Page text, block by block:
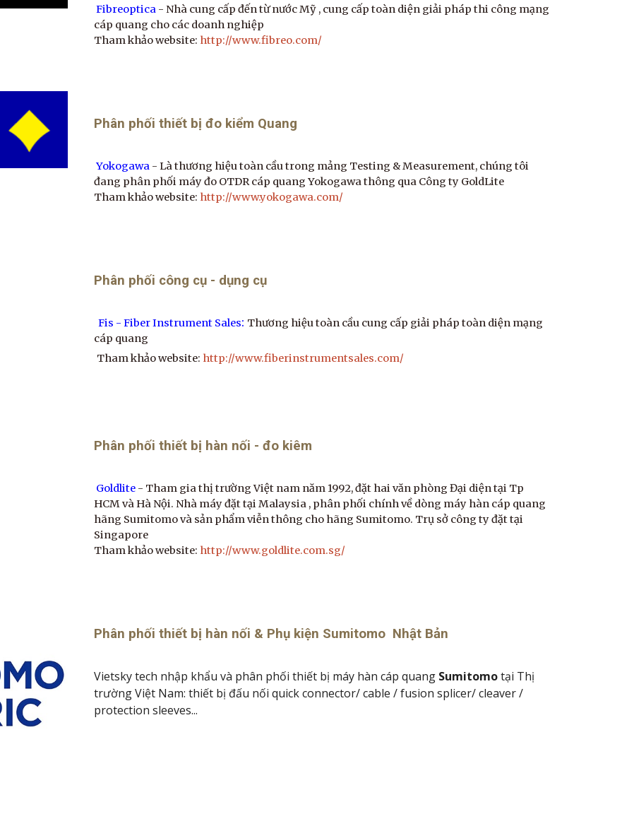
Fibreoptica - Nhà cung cấp đến từ nước Mỹ , cung cấp toàn diện giải pháp thi công mạng
cáp quang cho các doanh nghiệp
Tham khảo website: http://www.fibreo.com/
Phân phối thiết bị đo kiểm Quang
Yokogawa - Là thương hiệu toàn cầu trong mảng Testing & Measurement, chúng tôi
đang phân phối máy đo OTDR cáp quang Yokogawa thông qua Công ty GoldLite
Tham khảo website: http://www.yokogawa.com/
Phân phối công cụ - dụng cụ
Fis - Fiber Instrument Sales: Thương hiệu toàn cầu cung cấp giải pháp toàn diện mạng
cáp quang
Tham khảo website: http://www.fiberinstrumentsales.com/
Phân phối thiết bị hàn nối - đo kiêm
Goldlite - Tham gia thị trường Việt nam năm 1992, đặt hai văn phòng Đại diện tại Tp
HCM và Hà Nội. Nhà máy đặt tại Malaysia , phân phối chính về dòng máy hàn cáp quang
hãng Sumitomo và sản phẩm viễn thông cho hãng Sumitomo. Trụ sở công ty đặt tại
Singapore
Tham khảo website: http://www.goldlite.com.sg/
Phân phối thiết bị hàn nối & Phụ kiện Sumitomo Nhật Bản
Vietsky tech nhập khẩu và phân phối thiết bị máy hàn cáp quang Sumitomotại Thị
trường Việt Nam: thiết bị đấu nối quick connector/ cable / fusion splicer/ cleaver /
protection sleeves...